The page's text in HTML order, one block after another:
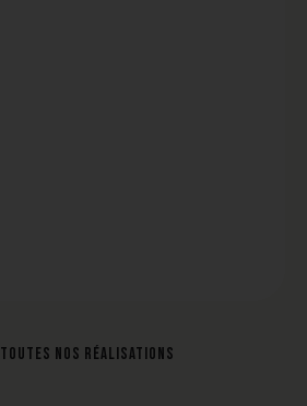
Toutes nos réalisations